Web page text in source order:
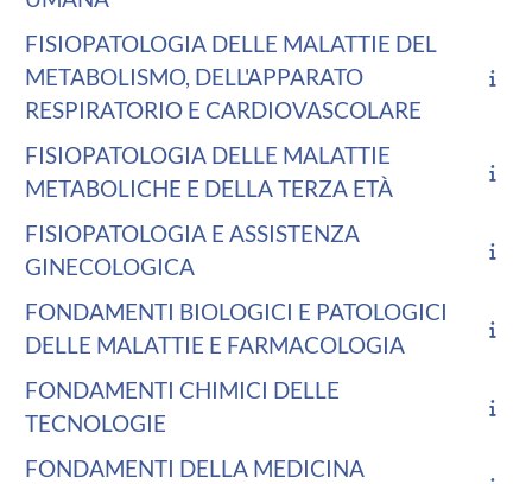
FISIOPATOLOGIA DELLE MALATTIE DEL
METABOLISMO, DELL'APPARATO
RESPIRATORIO E CARDIOVASCOLARE
FISIOPATOLOGIA DELLE MALATTIE
METABOLICHE E DELLA TERZA ETÀ
FISIOPATOLOGIA E ASSISTENZA
GINECOLOGICA
FONDAMENTI BIOLOGICI E PATOLOGICI
DELLE MALATTIE E FARMACOLOGIA
FONDAMENTI CHIMICI DELLE
TECNOLOGIE
FONDAMENTI DELLA MEDICINA